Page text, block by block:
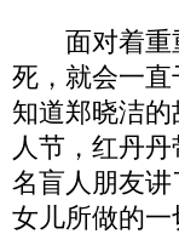
面对着重重
死，就会一
知道郑晓洁
人节，红丹
名盲人朋友
女儿所做的